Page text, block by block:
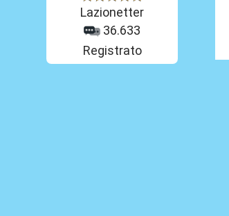
Lazionetter
36.633
Registrato